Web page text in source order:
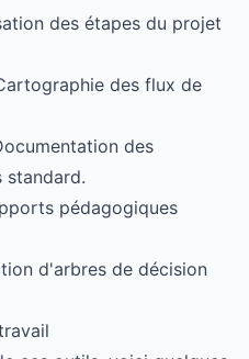
des étapes du projet
des flux de
des
standard.
pédagogiques
d'arbres de décision